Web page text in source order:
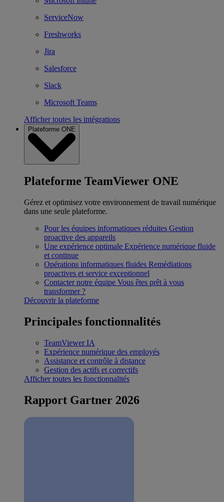
ServiceNow
Freshworks
Jira
Salesforce
Slack
Microsoft Teams
Afficher toutes les intégrations
Plateforme ONE
Plateforme TeamViewer ONE
Gérez et optimisez votre environnement de travail numérique
dans une seule plateforme.
Pour les équipes informatiques réduites Gestion
proactive des appareils
Une expérience optimale Expérience numérique fluide
et continue
Opérations informatiques fluides Remédiations
proactives et service exceptionnel
Contacter notre équipe Vous êtes prêt à vous
transformer ?
Découvrir la plateforme
Principales fonctionnalités
TeamViewer IA
Expérience numérique des employés
Assistance et contrôle à distance
Gestion des actifs et correctifs
Afficher toutes les fonctionnalités
Rapport Gartner 2026